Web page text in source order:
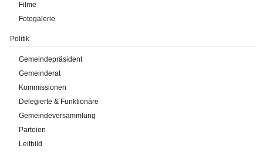
Filme
Fotogalerie
Politik
Gemeindepräsident
Gemeinderat
Kommissionen
Delegierte & Funktionäre
Gemeindeversammlung
Parteien
Leitbild